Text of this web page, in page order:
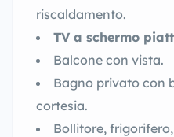
riscaldamento.
TV a schermo
Balcone con vista.
Bagno privato con
cortesia.
Bollitore,